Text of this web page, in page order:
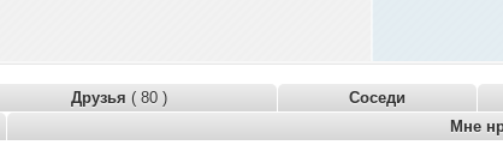
Друзья ( 80 ) Соседи
Мне